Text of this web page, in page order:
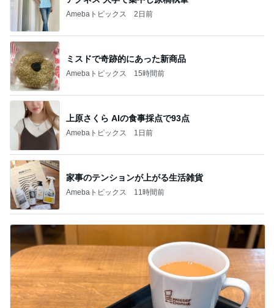
Amebaトピックス 2日前
ミスドで奇跡的にあった新商品
Amebaトピックス 15時間前
上原さくら AIの食事採点で93点
Amebaトピックス 1日前
家事のテンションが上がる生活雑貨
Amebaトピックス 11時間前